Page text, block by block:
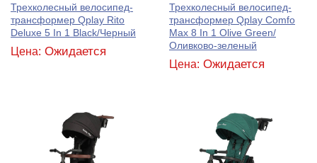
Трехколесный велосипед-
трансформер Qplay Rito
Deluxe 5 In 1 Black/Черный
Цена: Ожидается
Трехколесный велосипед-
трансформер Qplay Comfo
Max 8 In 1 Olive Green/
Оливково-зеленый
Цена: Ожидается